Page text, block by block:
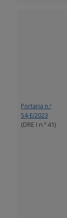
Portaria n.º
54-E/2023
(DRE I n.º 41)